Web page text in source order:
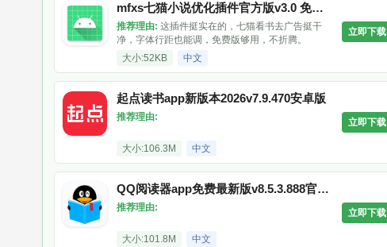
mfxs七猫小说优化插件官方版v3.0 免费版
推荐理由: 这插件挺实在的，七猫看书去广告挺干
净，字体行距也能调，免费版够用，不折腾。
大小:52KB
中文
立即下载
起点读书app新版本2026v7.9.470安卓版
推荐理由:
大小:106.3M 中文
立即下载
QQ阅读器app免费最新版v8.5.3.888官方最新版
推荐理由:
大小:101.8M 中文
立即下载